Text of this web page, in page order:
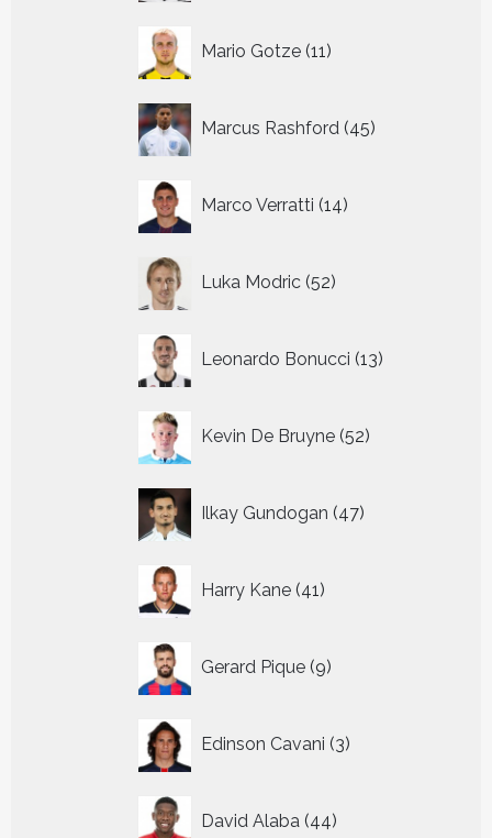
Mario Gotze 11
producten
Marcus Rashford 45
producten
Marco Verratti 14
producten
Luka Modric 52
producten
Leonardo Bonucci 13
producten
Kevin De Bruyne 52
producten
Ilkay Gundogan 47
producten
Harry Kane 41
producten
Gerard Pique 9
producten
Edinson Cavani 3
producten
David Alaba 44
producten